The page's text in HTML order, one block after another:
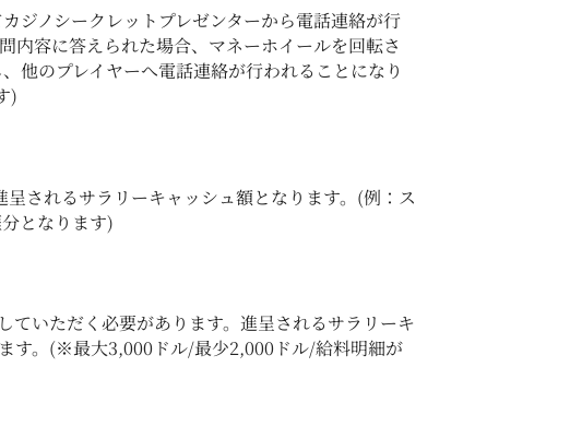
ジノシークレットプレゼンターから電話連絡が行
内容に答えられた場合、マネーホイールを回転さ
他のプレイヤーへ電話連絡が行われることになり
)
されるサラリーキャッシュ額となります。(例：ス
となります)
いただく必要があります。進呈されるサラリーキ
す。(※最大3,000ドル/最少2,000ドル/給料明細が